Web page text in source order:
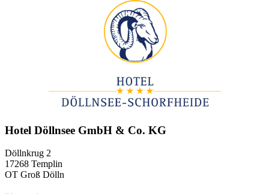
Hotel Döllnsee GmbH & Co. KG
Döllnkrug 2
17268 Templin
OT Groß Dölln